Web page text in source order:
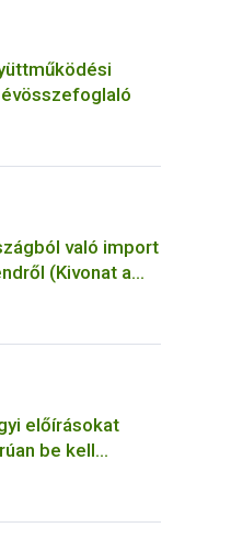
való import
(Kivonat a
Rendeletbőlés
)
előírásokat
be kell